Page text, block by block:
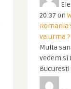
20:37 on
Romania
va urma ?
Multa
vedem si
Bucuresti